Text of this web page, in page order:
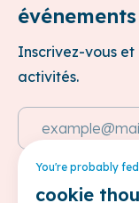
événements
Inscrivez-vous
activités.
Adresse e-mail
Cette site est
confidentialitéet les